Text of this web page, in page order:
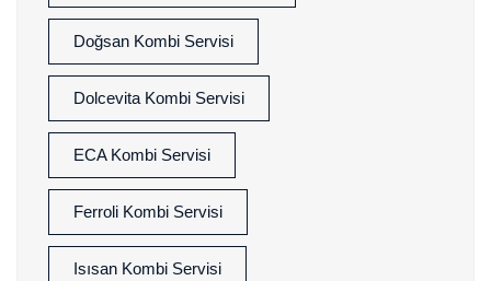
Doğsan Kombi Servisi
Dolcevita Kombi Servisi
ECA Kombi Servisi
Ferroli Kombi Servisi
Isısan Kombi Servisi